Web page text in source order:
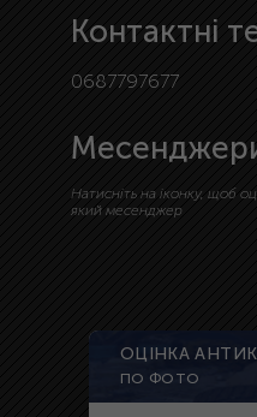
Контактні
0687797677
Натисніть на іконку, щоб
який месенджер
ОЦІНКА
ПО ФОТО